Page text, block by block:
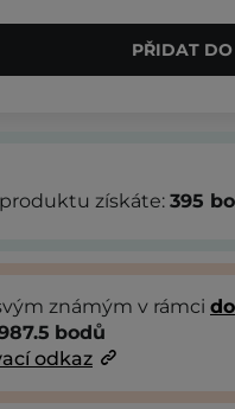
PŘIDAT
získáte: 395
známým v rámci
bodů
odkaz